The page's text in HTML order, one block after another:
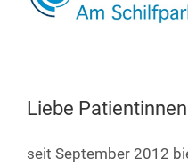
Liebe
seit Sep­tem­ber 2012